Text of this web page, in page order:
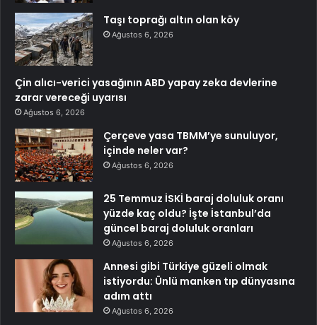
Taşı toprağı altın olan köy
Ağustos 6, 2026
Çin alıcı-verici yasağının ABD yapay zeka devlerine
zarar vereceği uyarısı
Ağustos 6, 2026
Çerçeve yasa TBMM’ye sunuluyor,
içinde neler var?
Ağustos 6, 2026
25 Temmuz İSKİ baraj doluluk oranı
yüzde kaç oldu? İşte İstanbul’da
güncel baraj doluluk oranları
Ağustos 6, 2026
Annesi gibi Türkiye güzeli olmak
istiyordu: Ünlü manken tıp dünyasına
adım attı
Ağustos 6, 2026